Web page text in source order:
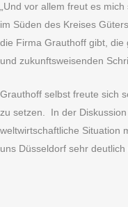
„Und vor allem freut es
im Süden des Kreises
die Firma Grauthoff gibt, die
und zukunftsweisenden
Grauthoff selbst freute sich
zu setzen. In der
weltwirtschaftliche Situation
uns Düsseldorf sehr